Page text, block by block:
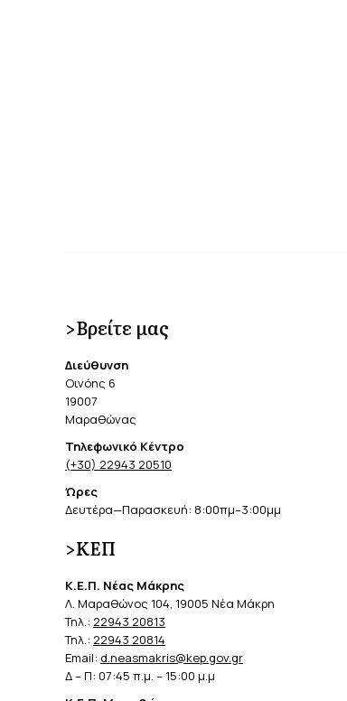
>Βρείτε μας
Διεύθυνση
Οινόης 6
19007
Μαραθώνας
Τηλεφωνικό Κέντρο
(+30) 22943 20510
Ώρες
Δευτέρα—Παρασκευή: 8:00πμ–3:00μμ
>ΚΕΠ
Κ.Ε.Π. Νέας Μάκρης
Λ. Μαραθώνος 104, 19005 Νέα Μάκρη
Τηλ.: 22943 20813
Τηλ.: 22943 20814
Email: d.neasmakris@kep.gov.gr
Δ – Π: 07:45 π.μ. – 15:00 μ.μ